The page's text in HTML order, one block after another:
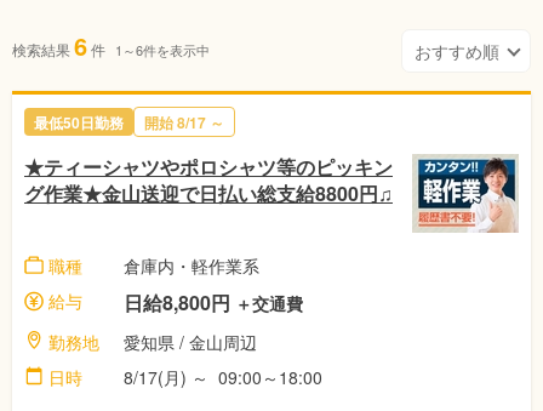
検索結果6件 1～6件を表示中
最低50日勤務 開始 8/17 ～
★ティーシャツやポロシャツ等のピッキン
グ作業★金山送迎で日払い総支給8800円♫
職種
倉庫内・軽作業系
給与
日給8,800円 ＋交通費
勤務地
愛知県 / 金山周辺
日時
8/17(月) ～ 09:00～18:00